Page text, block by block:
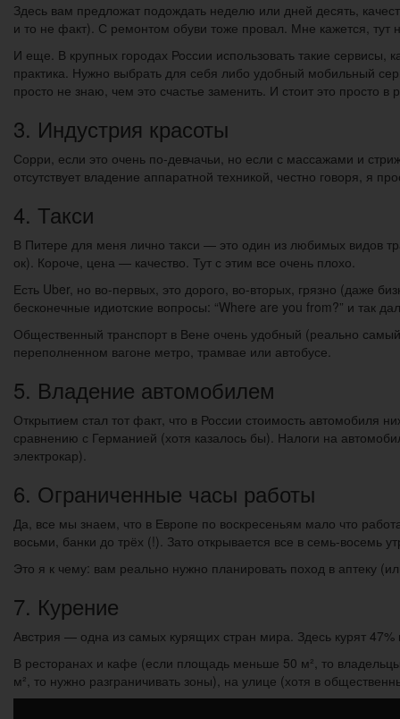
Здесь вам предложат подождать неделю или дней десять,
и то не факт). С ремонтом обуви тоже провал. Мне кажется, тут
И еще. В крупных городах России использовать такие
практика. Нужно выбрать для себя либо удобный мобильный
просто не знаю, чем это счастье заменить. И стоит это просто в
3. Индустрия красоты
Сорри, если это очень по-девчачьи, но если с массажами и
отсутствует владение аппаратной техникой, честно говоря, я
4. Такси
В Питере для меня лично такси — это один из любимых видов
ок). Короче, цена — качество. Тут с этим все очень плохо.
Есть Uber, но во-первых, это дорого, во-вторых, грязно (даже
бесконечные идиотские вопросы: “Where are you from?” и так
Общественный транспорт в Вене очень удобный (реально самый
переполненном вагоне метро, трамвае или автобусе.
5. Владение автомобилем
Открытием стал тот факт, что в России стоимость
сравнению с Германией (хотя казалось бы). Налоги на
электрокар).
6. Ограниченные часы работы
Да, все мы знаем, что в Европе по воскресеньям мало что
восьми, банки до трёх (!). Зато открывается все в семь-восемь
Это я к чему: вам реально нужно планировать поход в аптеку
7. Курение
Австрия — одна из самых курящих стран мира. Здесь курят
В ресторанах и кафе (если площадь меньше 50 м², то
м², то нужно разграничивать зоны), на улице (хотя в